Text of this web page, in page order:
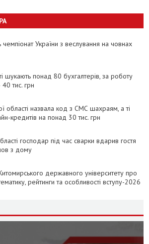
України з веслування на човнах
шукають понад 80 бухгалтерів, за роботу
тис. грн
області назвала код з СМС шахраям, а ті
кредитів на понад 30 тис. грн
господар під час сварки вдарив гостя
з дому
державного університету про
рейтинги та особливості вступу-2026